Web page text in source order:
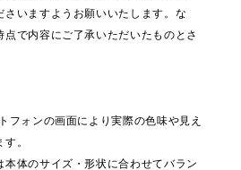
いますようお願いいたします。な
点で内容にご了承いただいたものとさ
フォンの画面により実際の色味や見え
。
体のサイズ・形状に合わせてバラン